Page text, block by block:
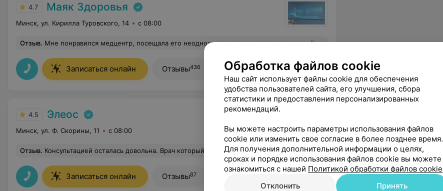
4.7 Маяк Здоровья
Минск, ул. Кирилла Туровского, 14 с 08:00
Отзыв. Мне понравился медцентр, посещала его неоднократно и все на самом высшем уровне! Квалифицированные специалисты, демократичные цены и доброжелательный медперсонал. Спасибо за ваш труд! Еще
Записаться онлайн Отзывы436
4.5 Элеос
Минск, ул. Ф. Скорины, 11 с 08:00
Отзыв. Консультацией осталась довольна. Врач который не назначает ненужных лекарств, а помогает найти причину. Была направлена к нейрохирургу для подтверждения диагноза. Еще
Записаться онлайн Отзывы87
Обработка файлов cookie
Наш сайт использует файлы cookie для обеспечения
удобства пользователей сайта, его улучшения, сбора
статистики и предоставления персонализированных
рекомендаций.
Вы можете настроить параметры использования файлов
cookie или изменить свое согласие в более позднее время.
Для получения дополнительной информации о целях,
сроках и порядке использования файлов cookie вы можете
ознакомиться с нашей Политикой обработки файлов cookie
Отклонить
Принять